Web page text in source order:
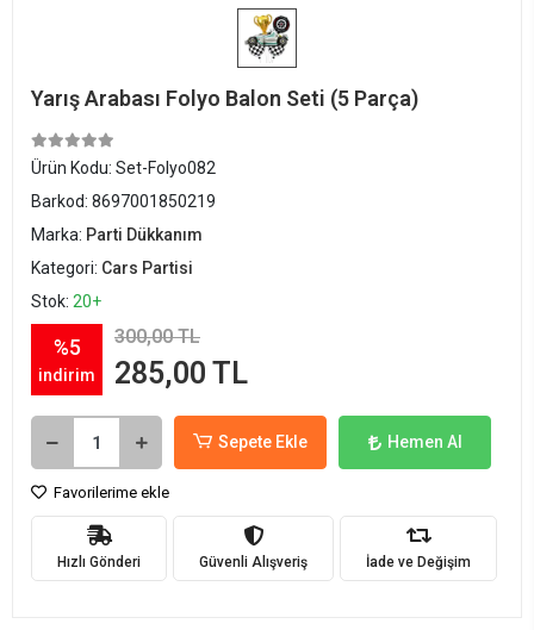
Yarış Arabası Folyo Balon Seti (5 Parça)
Ürün Kodu: Set-Folyo082
Barkod: 8697001850219
Marka: Parti Dükkanım
Kategori: Cars Partisi
Stok: 20+
%5
indirim
300,00 TL
285,00 TL
Sepete Ekle Hemen Al
Favorilerime ekle
Hızlı Gönderi Güvenli Alışveriş İade ve Değişim